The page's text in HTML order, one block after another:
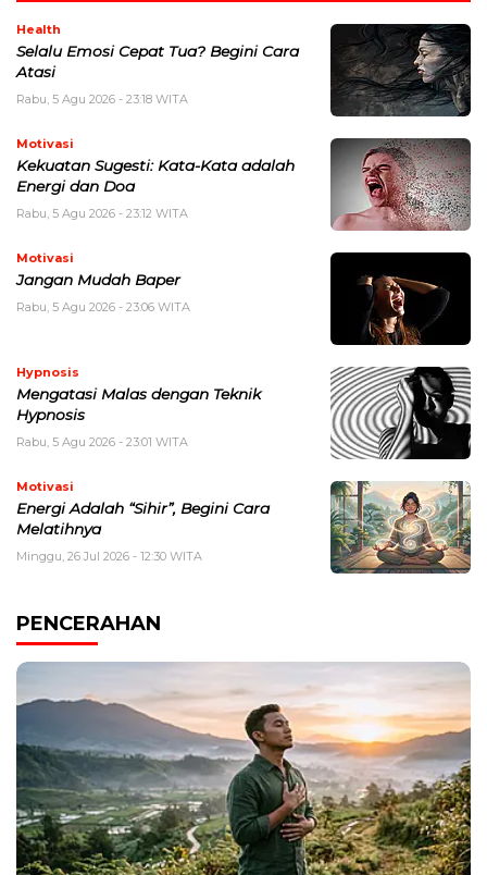
Health
Selalu Emosi Cepat Tua? Begini Cara
Atasi
Rabu, 5 Agu 2026 - 23:18 WITA
Motivasi
Kekuatan Sugesti: Kata-Kata adalah
Energi dan Doa
Rabu, 5 Agu 2026 - 23:12 WITA
Motivasi
Jangan Mudah Baper
Rabu, 5 Agu 2026 - 23:06 WITA
Hypnosis
Mengatasi Malas dengan Teknik
Hypnosis
Rabu, 5 Agu 2026 - 23:01 WITA
Motivasi
Energi Adalah “Sihir”, Begini Cara
Melatihnya
Minggu, 26 Jul 2026 - 12:30 WITA
PENCERAHAN